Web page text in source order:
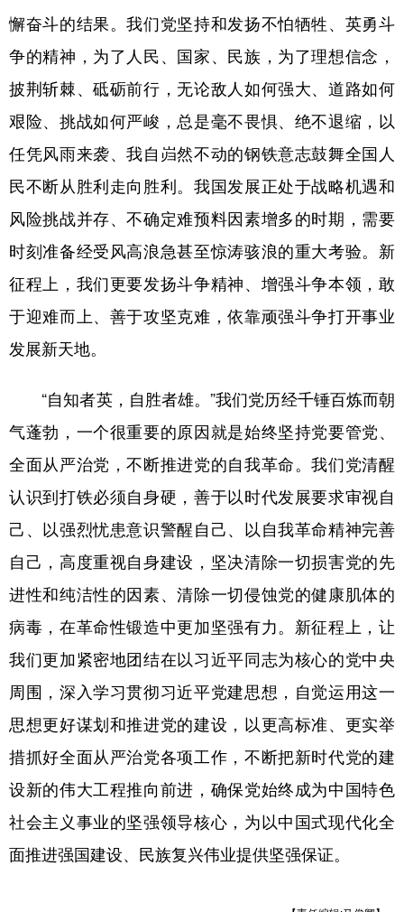
懈奋斗的结果。我们党坚持和发扬不怕牺牲、英勇斗
争的精神，为了人民、国家、民族，为了理想信念，
披荆斩棘、砥砺前行，无论敌人如何强大、道路如何
艰险、挑战如何严峻，总是毫不畏惧、绝不退缩，以
任凭风雨来袭、我自岿然不动的钢铁意志鼓舞全国人
民不断从胜利走向胜利。我国发展正处于战略机遇和
风险挑战并存、不确定难预料因素增多的时期，需要
时刻准备经受风高浪急甚至惊涛骇浪的重大考验。新
征程上，我们更要发扬斗争精神、增强斗争本领，敢
于迎难而上、善于攻坚克难，依靠顽强斗争打开事业
发展新天地。
“自知者英，自胜者雄。”我们党历经千锤百炼而朝
气蓬勃，一个很重要的原因就是始终坚持党要管党、
全面从严治党，不断推进党的自我革命。我们党清醒
认识到打铁必须自身硬，善于以时代发展要求审视自
己、以强烈忧患意识警醒自己、以自我革命精神完善
自己，高度重视自身建设，坚决清除一切损害党的先
进性和纯洁性的因素、清除一切侵蚀党的健康肌体的
病毒，在革命性锻造中更加坚强有力。新征程上，让
我们更加紧密地团结在以习近平同志为核心的党中央
周围，深入学习贯彻习近平党建思想，自觉运用这一
思想更好谋划和推进党的建设，以更高标准、更实举
措抓好全面从严治党各项工作，不断把新时代党的建
设新的伟大工程推向前进，确保党始终成为中国特色
社会主义事业的坚强领导核心，为以中国式现代化全
面推进强国建设、民族复兴伟业提供坚强保证。